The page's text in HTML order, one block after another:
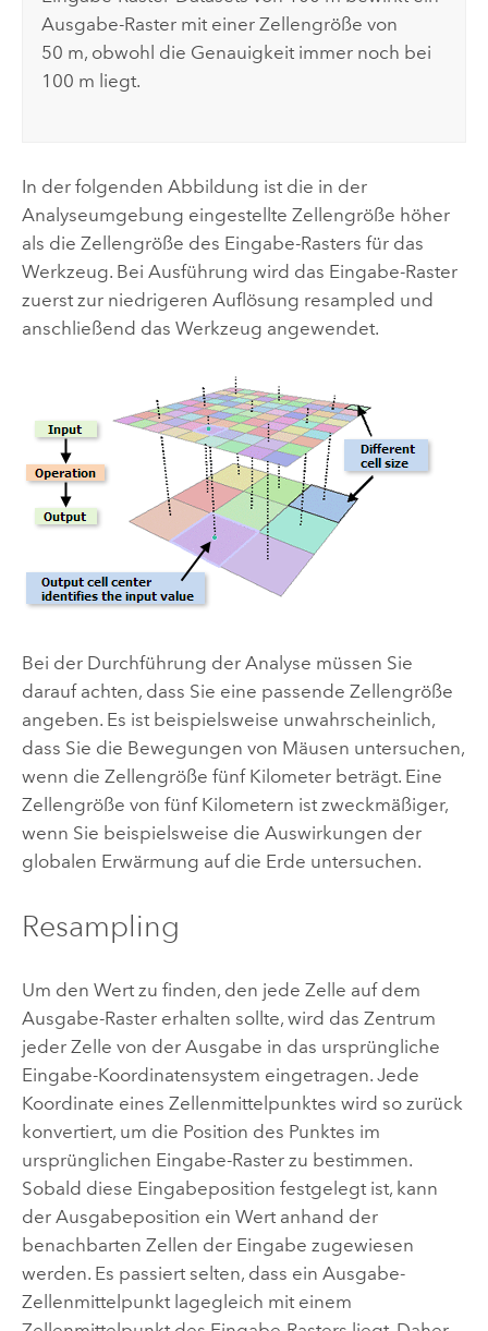
Ausgabe-Raster mit einer Zellengröße von
50 m, obwohl die Genauigkeit immer noch bei
100 m liegt.
In der folgenden Abbildung ist die in der
Analyseumgebung eingestellte Zellengröße höher
als die Zellengröße des Eingabe-Rasters für das
Werkzeug. Bei Ausführung wird das Eingabe-Raster
zuerst zur niedrigeren Auflösung resampled und
anschließend das Werkzeug angewendet.
Bei der Durchführung der Analyse müssen Sie
darauf achten, dass Sie eine passende Zellengröße
angeben. Es ist beispielsweise unwahrscheinlich,
dass Sie die Bewegungen von Mäusen untersuchen,
wenn die Zellengröße fünf Kilometer beträgt. Eine
Zellengröße von fünf Kilometern ist zweckmäßiger,
wenn Sie beispielsweise die Auswirkungen der
globalen Erwärmung auf die Erde untersuchen.
Resampling
Um den Wert zu finden, den jede Zelle auf dem
Ausgabe-Raster erhalten sollte, wird das Zentrum
jeder Zelle von der Ausgabe in das ursprüngliche
Eingabe-Koordinatensystem eingetragen. Jede
Koordinate eines Zellenmittelpunktes wird so zurück
konvertiert, um die Position des Punktes im
ursprünglichen Eingabe-Raster zu bestimmen.
Sobald diese Eingabeposition festgelegt ist, kann
der Ausgabeposition ein Wert anhand der
benachbarten Zellen der Eingabe zugewiesen
werden. Es passiert selten, dass ein Ausgabe-
Zellenmittelpunkt lagegleich mit einem